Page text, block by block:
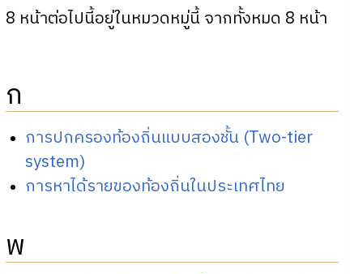
8 หน้าต่อไปนี้อยู่ในหมวดหมู่นี้ จากทั้งหมด 8 หน้า
ก
การปกครองท้องถิ่นแบบสองชั้น (Two-tier
system)
การหาได้รายของท้องถิ่นในประเทศไทย
พ